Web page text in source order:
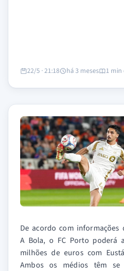
22/5 · 21:18 há 3 meses 1
De acordo com
A Bola, o FC Porto poderá
milhões de euros com
Ambos os médios têm se